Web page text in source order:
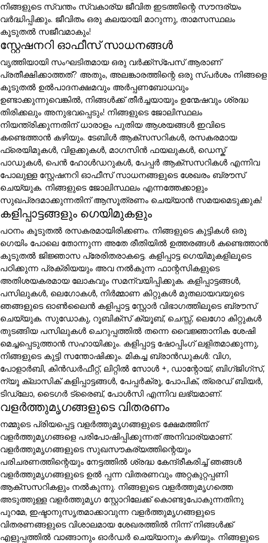
നിങ്ങളുടെ സ്വന്തം സ്വകാര്യ ജീവിത ഇടത്തിന്റെ സൗന്ദര്യം
വർദ്ധിപ്പിക്കും. ജീവിതം ഒരു കലയായി മാറുന്നു, താമസസ്ഥലം
കൂടുതൽ സജീവമാകും!
സ്റ്റേഷനറി ഓഫീസ് സാധനങ്ങൾ
വൃത്തിയായി സംഘടിതമായ ഒരു വർക്ക്സ്പേസ് ആരാണ്
പ്രതീക്ഷിക്കാത്തത്? അതും, അലങ്കാരത്തിന്റെ ഒരു സ്പർശം നിങ്ങളെ
കൂടുതൽ ഉൽപാദനക്ഷമവും അർപ്പണബോധവും
ഉണ്ടാക്കുന്നുവെങ്കിൽ, നിങ്ങൾക്ക് തീർച്ചയായും ഉന്മേഷവും ശ്രദ്ധ
തിരിക്കലും അനുഭവപ്പെടും! നിങ്ങളുടെ ജോലിസ്ഥലം
നിയന്ത്രിക്കുന്നതിന് ധാരാളം പുതിയ ആശയങ്ങൾ ഇവിടെ
കണ്ടെത്താൻ കഴിയും. ടേബിൾ ആക്സസറികൾ, രസകരമായ
ഫ്രെയിമുകൾ, വിളക്കുകൾ, മാഗസിൻ ഫയലുകൾ, ഡെസ്ക്
പാഡുകൾ, പെൻ ഹോൾഡറുകൾ, പേപ്പർ ആക്സസറികൾ എന്നിവ
പോലുള്ള സ്റ്റേഷനറി ഓഫീസ് സാധനങ്ങളുടെ ശേഖരം ബ്രൗസ്
ചെയ്യുക. നിങ്ങളുടെ ജോലിസ്ഥലം എന്നത്തേക്കാളും
സുഖപ്രദമാക്കുന്നതിന് ആസൂത്രണം ചെയ്യാൻ സമയമെടുക്കുക!
കളിപ്പാട്ടങ്ങളും ഗെയിമുകളും
പഠനം കൂടുതൽ രസകരമായിരിക്കണം. നിങ്ങളുടെ കുട്ടികൾ ഒരു
ഗെയിം പോലെ തോന്നുന്ന അതേ രീതിയിൽ ഉത്തരങ്ങൾ കണ്ടെത്താൻ
കൂടുതൽ ജിജ്ഞാസ പ്രേരിതരാകട്ടെ. കളിപ്പാട്ട ഗെയിമുകളിലൂടെ
പഠിക്കുന്ന പ്രക്രിയയും അവ നൽകുന്ന ഫാന്റസികളുടെ
അതിശയകരമായ ലോകവും സമന്വയിപ്പിക്കുക. കളിപ്പാട്ടങ്ങൾ,
പസിലുകൾ, ലെഗോകൾ, നിർമ്മാണ കിറ്റുകൾ മുതലായവയുടെ
ഞങ്ങളുടെ ഓൺലൈൻ കളിപ്പാട്ട സ്റ്റോർ വിഭാഗത്തിലൂടെ ബ്രൗസ്
ചെയ്യുക. സുഡോകു, റൂബിക്സ് ക്യൂബ്, ചെസ്സ്, ലെഗോ കിറ്റുകൾ
തുടങ്ങിയ പസിലുകൾ ചെറുപ്പത്തിൽ തന്നെ വൈജ്ഞാനിക ശേഷി
മെച്ചപ്പെടുത്താൻ സഹായിക്കും. കളിപ്പാട്ട ഷോപ്പിംഗ് ലളിതമാക്കുന്നു,
നിങ്ങളുടെ കുട്ടി സന്തോഷിക്കും. മികച്ച ബ്രാൻഡുകൾ: വിഗ,
പോളാർബി, കിൻഡർഫീറ്റ്, ലിറ്റിൽ സോൾ +, ഡാന്റോയ്, ബിഗ്ജിഗ്സ്,
ന്യൂ ക്ലാസിക് കളിപ്പാട്ടങ്ങൾ, പേപ്പർക്രൂ, പോപിക്, ത്രെഡ് ബിയർ,
ടിഡ്ലോ, ടൈഗർ ട്രൈബ്, പോൾസി എന്നിവ ലഭ്യമാണ്.
വളർത്തുമൃഗങ്ങളുടെ വിതരണം
നമ്മുടെ പ്രിയപ്പെട്ട വളർത്തുമൃഗങ്ങളുടെ ക്ഷേമത്തിന്
വളർത്തുമൃഗങ്ങളെ പരിപോഷിപ്പിക്കുന്നത് അനിവാര്യമാണ്.
വളർത്തുമൃഗങ്ങളുടെ സുഖസൗകര്യത്തിന്റെയും
പരിചരണത്തിന്റെയും നേട്ടത്തിൽ ശ്രദ്ധ കേന്ദ്രീകരിച്ച് ഞങ്ങൾ
വളർത്തുമൃഗങ്ങളുടെ ഉൽ പ്പന്ന വിതരണവും അറ്റകുറ്റപ്പണി
ആക്സസറികളും നൽകുന്നു. നിങ്ങളുടെ വളർത്തുമൃഗത്തെ
അടുത്തുള്ള വളർത്തുമൃഗ സ്റ്റോറിലേക്ക് കൊണ്ടുപോകുന്നതിനു
പുറമേ, ഇഷ്ടാനുസൃതമാക്കാവുന്ന വളർത്തുമൃഗങ്ങളുടെ
വിതരണങ്ങളുടെ വിശാലമായ ശേഖരത്തിൽ നിന്ന് നിങ്ങൾക്ക്
എളുപ്പത്തിൽ വാങ്ങാനും ഓർഡർ ചെയ്യാനും കഴിയും. നിങ്ങളുടെ